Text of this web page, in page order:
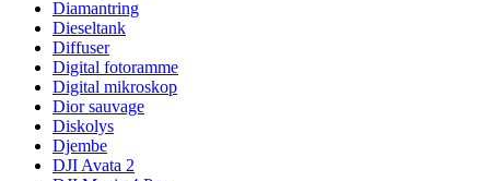
Diamantring
Dieseltank
Diffuser
Digital fotoramme
Digital mikroskop
Dior sauvage
Diskolys
Djembe
DJI Avata 2